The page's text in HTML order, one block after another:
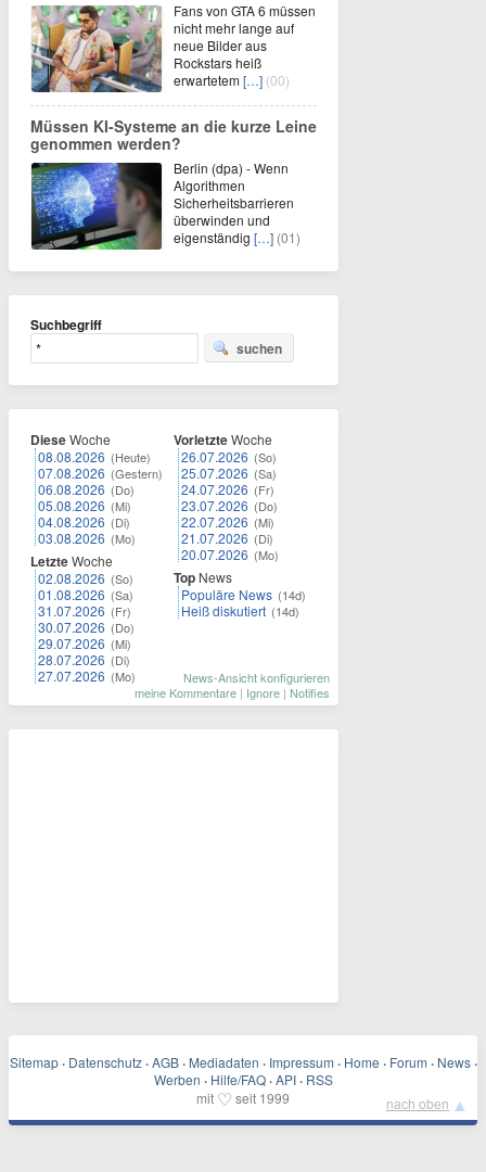
Fans von GTA 6 müssen
nicht mehr lange auf
neue Bilder aus
Rockstars heiß
erwartetem[…] (00)
Müssen KI-Systeme an die kurze Leine
genommen werden?
Berlin (dpa) - Wenn
Algorithmen
Sicherheitsbarrieren
überwinden und
eigenständig […] (01)
Suchbegriff
suchen
DieseWoche
08.08.2026 (Heute)
07.08.2026 (Gestern)
06.08.2026 (Do)
05.08.2026 (Mi)
04.08.2026 (Di)
03.08.2026 (Mo)
LetzteWoche
02.08.2026 (So)
01.08.2026 (Sa)
31.07.2026 (Fr)
30.07.2026 (Do)
29.07.2026 (Mi)
28.07.2026 (Di)
27.07.2026 (Mo)
VorletzteWoche
26.07.2026 (So)
25.07.2026 (Sa)
24.07.2026 (Fr)
23.07.2026 (Do)
22.07.2026 (Mi)
21.07.2026 (Di)
20.07.2026 (Mo)
Top News
Populäre News (14d)
Heiß diskutiert (14d)
News-Ansicht konfigurieren
meine Kommentare | Ignore | Notifies
Sitemap · Datenschutz · AGB · Mediadaten · Impressum · Home · Forum · News ·
Werben · Hilfe/FAQ · API · RSS
mit ♡ seit 1999 nach oben ▲